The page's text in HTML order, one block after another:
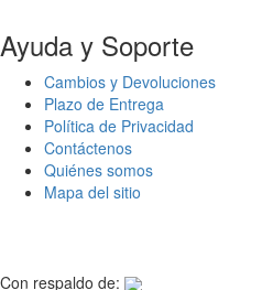
Ayuda y Soporte
Cambios y Devoluciones
Plazo de Entrega
Política de Privacidad
Contáctenos
Quiénes somos
Mapa del sitio
Con respaldo de: